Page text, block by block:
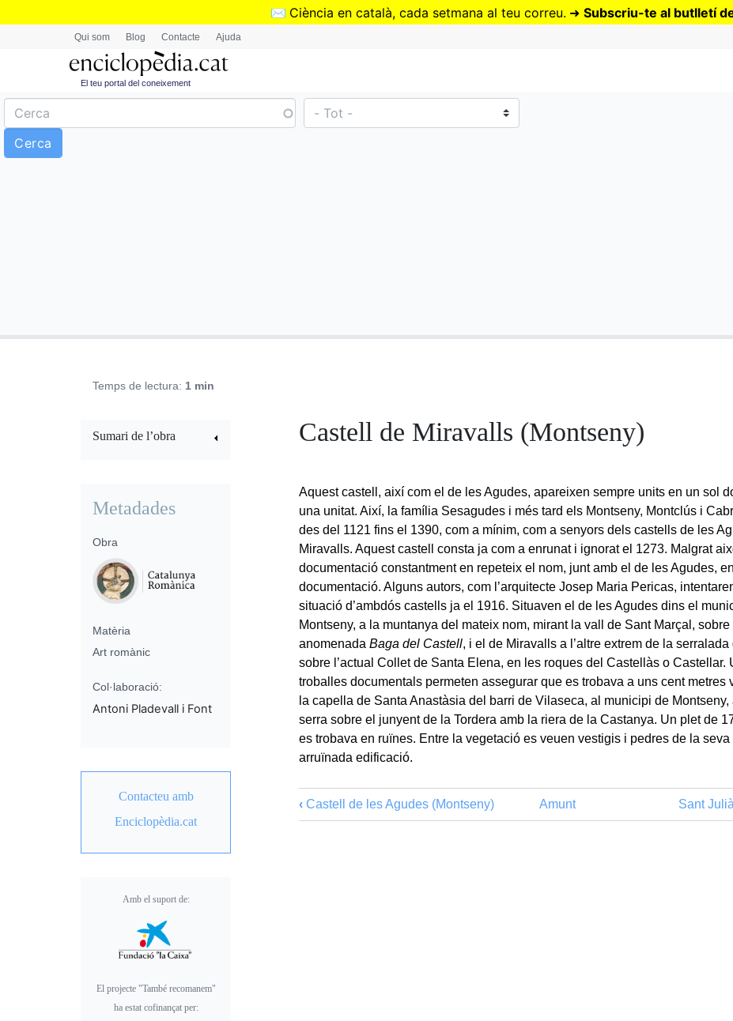
Vés
✉️ Ciència en català, cada setmana al teu correu. ➜ Subscriu-te al butlletí
Qui som Blog Contacte Ajuda
El teu portal del coneixement
Temps de lectura: 1 min
Castell de Miravalls (Montseny)
Aquest castell, així com el de les Agudes, apareixen sempre units en un sol
una unitat. Així, la família Sesagudes i més tard els Montseny, Montclús i
des del 1121 fins el 1390, com a mínim, com a senyors dels castells de les
Miravalls. Aquest castell consta ja com a enrunat i ignorat el 1273. Malgrat
documentació constantment en repeteix el nom, junt amb el de les Agudes,
documentació. Alguns autors, com l’arquitecte Josep Maria Pericas,
situació d’ambdós castells ja el 1916. Situaven el de les Agudes dins el
Montseny, a la muntanya del mateix nom, mirant la vall de Sant Marçal, sobre
anomenadaBaga del Castell, i el de Miravalls a l’altre extrem de la
sobre l’actual Collet de Santa Elena, en les roques del Castellàs o Castellar.
troballes documentals permeten assegurar que es trobava a uns cent metres
la capella de Santa Anastàsia del barri de Vilaseca, al municipi de Montseny,
serra sobre el junyent de la Tordera amb la riera de la Castanya. Un plet de
es trobava en ruïnes. Entre la vegetació es veuen vestigis i pedres de la seva
arruïnada edificació.
‹ Castell de les Agudes (Montseny) Amunt Sant
Sumari de l’obra
Metadades
Obra
Matèria
Art romànic
Col·laboració:
Antoni Pladevall i Font
Contacteu amb
Enciclopèdia.cat
Amb el suport de:
El projecte "També recomanem"
ha estat cofinançat per: